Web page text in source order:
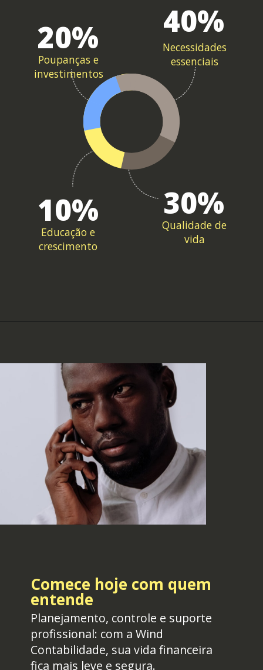
20% 40%
10% 30%
Poupanças e
investimentos
Necessidades
essenciais
Educação e
crescimento
Qualidade de
vida
Planejamento, controle e suporte
profissional: com a Wind
Contabilidade, sua vida financeira
fica mais leve e segura.
Comece hoje com quem
entende